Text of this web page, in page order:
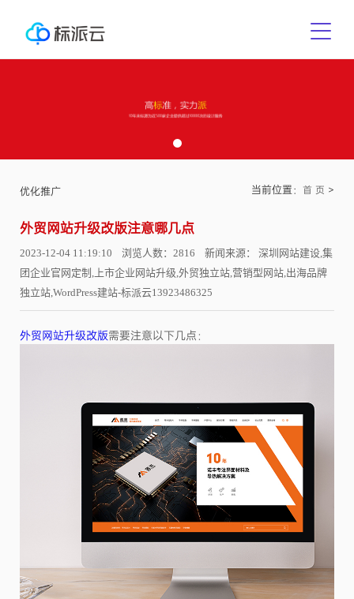
优化推广 当前位置： 首 页 >
外贸网站升级改版注意哪几点
2023-12-04 11:19:10 浏览人数：2816 新闻来源： 深圳网站建设,集
团企业官网定制,上市企业网站升级,外贸独立站,营销型网站,出海品牌
独立站,WordPress建站-标派云13923486325
外贸网站升级改版需要注意以下几点：